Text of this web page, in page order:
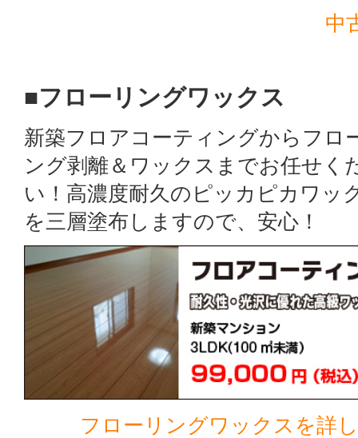
中
■フローリングワックス
新築フロアコーティングからフロ
ング剥離＆ワックスまでお任せく
い！高濃度耐久のピッカピカワッ
を三層塗布しますので、安心！
フローリングワックスを詳